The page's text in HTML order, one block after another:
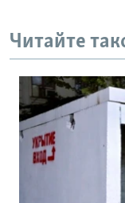
Читайте